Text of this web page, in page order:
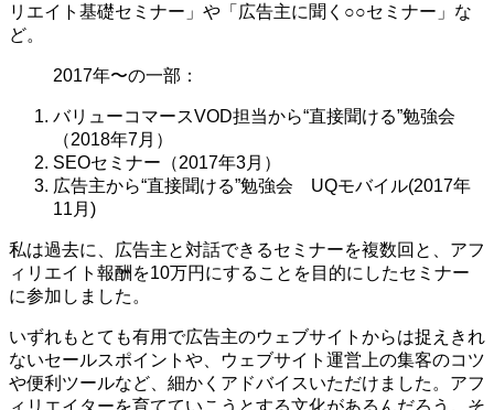
リエイト基礎セミナー」や「広告主に聞く○○セミナー」な
ど。
2017年〜の一部：
バリューコマースVOD担当から“直接聞ける”勉強会
（2018年7月）
SEOセミナー（2017年3月）
広告主から“直接聞ける”勉強会 UQモバイル(2017年
11月)
私は過去に、広告主と対話できるセミナーを複数回と、アフ
ィリエイト報酬を10万円にすることを目的にしたセミナー
に参加しました。
いずれもとても有用で広告主のウェブサイトからは捉えきれ
ないセールスポイントや、ウェブサイト運営上の集客のコツ
や便利ツールなど、細かくアドバイスいただけました。アフ
ィリエイターを育てていこうとする文化があるんだろう。そ